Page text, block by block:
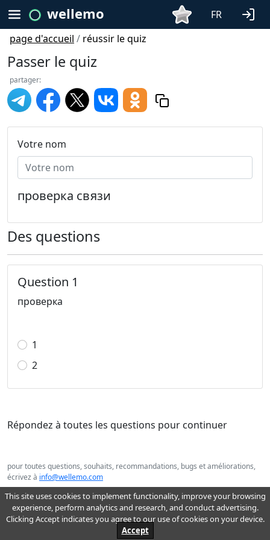
wellemo
FR
page d'accueil / réussir le quiz
Passer le quiz
partager:
Votre nom
проверка связи
Des questions
Question 1
проверка
1
2
Répondez à toutes les questions pour continuer
pour toutes questions, souhaits, recommandations, bugs et améliorations,
écrivez à info@wellemo.com
2026 Wellemo© : éducation en ligne
This site uses cookies to implement functionality, improve your browsing
experience, perform analytics and research, and conduct advertising.
Clicking Accept indicates you agree to our use of cookies on your device.
Accept